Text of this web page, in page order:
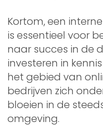
Kortom, een
is essentieel voor
naar succes in de
investeren in
het gebied van
bedrijven zich
bloeien in de
omgeving.